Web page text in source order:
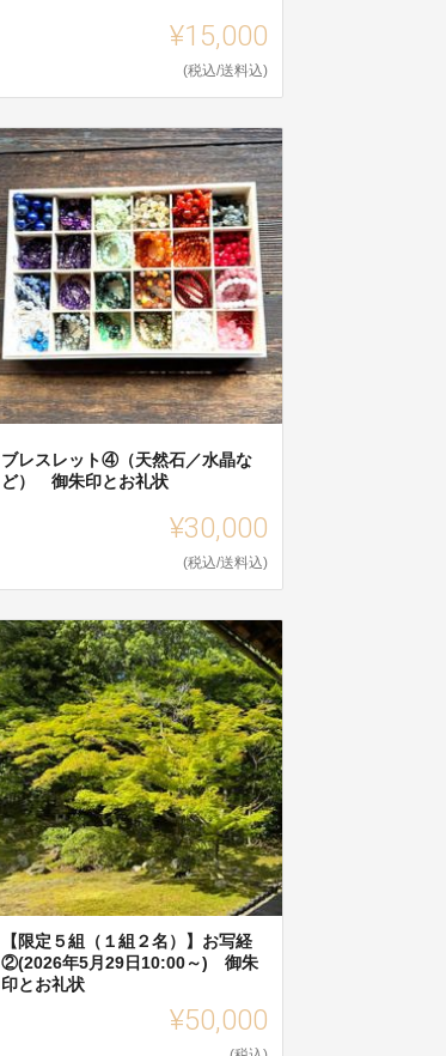
¥15,000
(税込/送料込)
ブレスレット④（天然石／水晶な
ど） 御朱印とお礼状
¥30,000
(税込/送料込)
【限定５組（１組２名）】お写経
②(2026年5月29日10:00～) 御朱
印とお礼状
¥50,000